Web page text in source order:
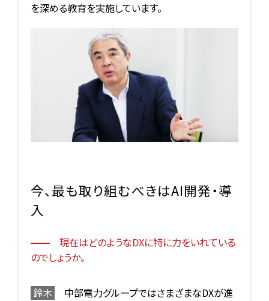
を深める教育を実施しています。
今、最も取り組むべきはAI開発・導
入
現在はどのようなDXに特に力をいれている
のでしょうか。
鈴木
中部電力グループではさまざまなDXが進